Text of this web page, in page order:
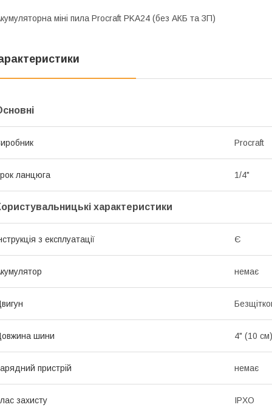
міні пила Procraft PKA24 (без АКБ та ЗП)
Procraft
ланцюга 1/4"
характеристики
з експлуатації Є
немає
шини 4" (10 см)
пристрій немає
захисту IPXO